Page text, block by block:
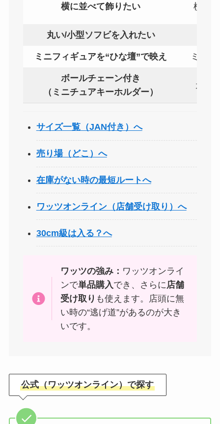
横に並べて飾りたい 横開
丸い/小型ソフビを入れたい
ミニフィギュアを“ひな壇”で映え ミニ
ボールチェーン付き
（ミニチュアキーホルダー）
カプ
サイズ一覧（JAN付き）へ
売り場（どこ）へ
在庫がない時の最短ルートへ
ワッツオンライン（店舗受け取り）へ
30cm級は入る？へ
ワッツの強み： ワッツオンライ
ンで単品購入でき、さらに店舗
受け取り も使えます。店頭に無
い時の“逃げ道”があるのが大き
いです。
公式（ワッツオンライン）で探す